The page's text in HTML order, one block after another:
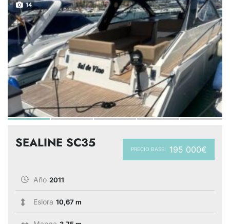
14
PRECIO BASE: 195 000€
SEALINE SC35
Año 2011
Eslora 10,67 m